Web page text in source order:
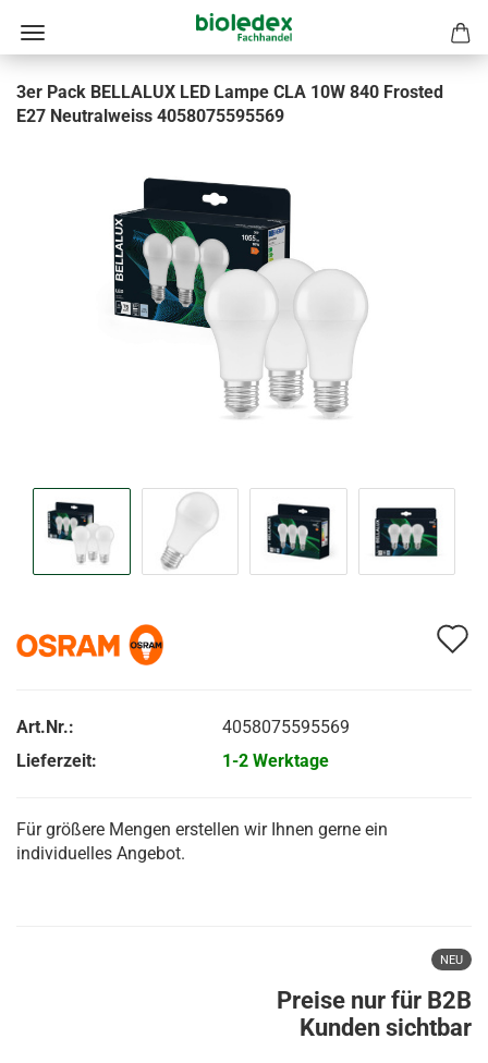
3er Pack BELLALUX LED Lampe CLA 10W 840 Frosted
E27 Neutralweiss 4058075595569
Art.Nr.:
4058075595569
Lieferzeit:
1-2 Werktage
Für größere Mengen erstellen wir Ihnen gerne ein
individuelles Angebot.
NEU
Preise nur für B2B
Kunden sichtbar